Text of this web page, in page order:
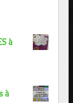
à
à